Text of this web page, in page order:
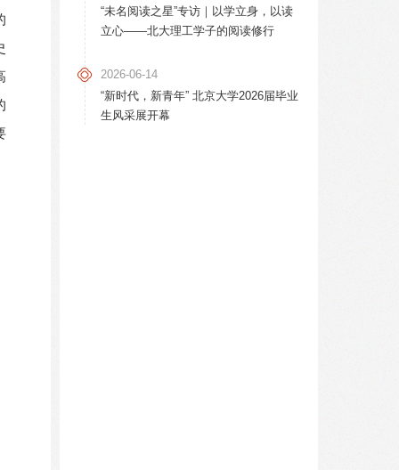
“未名阅读之星”专访｜以学立身，以读
立心——北大理工学子的阅读修行
2026-06-14
“新时代，新青年” 北京大学2026届毕业
生风采展开幕